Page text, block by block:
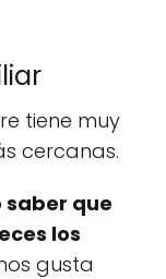
tiene muy
cercanas.
saber que
los
gusta